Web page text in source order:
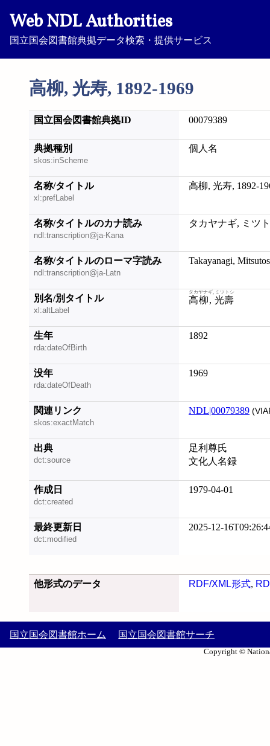
Web NDL Authorities
国立国会図書館典拠データ検索・提供サービス
高柳, 光寿, 1892-1969
国立国会図書館典拠ID 00079389
典拠種別
skos:inScheme
個人名
名称/タイトル
xl:prefLabel
高柳, 光寿, 1892-
名称/タイトルのカナ読み
ndl:transcription@ja-Kana
タカヤナギ, ミツ
名称/タイトルのローマ字読み
ndl:transcription@ja-Latn
Takayanagi,
別名/別タイトル
xl:altLabel
高柳, 光壽
タカヤナギ, ミツトシ
生年
rda:dateOfBirth
1892
没年
rda:dateOfDeath
1969
関連リンク
skos:exactMatch
NDL|00079389
出典
dct:source
足利尊氏
文化人名録
作成日
dct:created
1979-04-01
最終更新日
dct:modified
2025-12-
他形式のデータ RDF/XML形式,
国立国会図書館ホーム 国立国会図書館サーチ
Copyright ©